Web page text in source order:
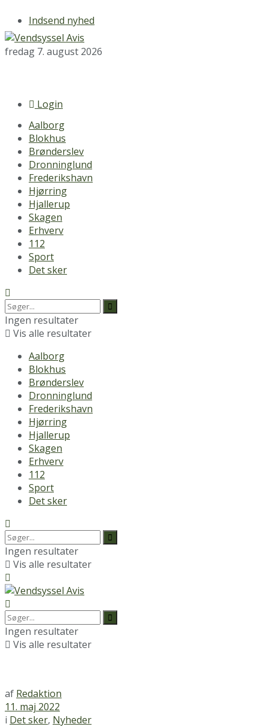
Indsend nyhed
fredag 7. august 2026
Login
Aalborg
Blokhus
Brønderslev
Dronninglund
Frederikshavn
Hjørring
Hjallerup
Skagen
Erhverv
112
Sport
Det sker
Ingen resultater
Vis alle resultater
Aalborg
Blokhus
Brønderslev
Dronninglund
Frederikshavn
Hjørring
Hjallerup
Skagen
Erhverv
112
Sport
Det sker
Ingen resultater
Vis alle resultater
Ingen resultater
Vis alle resultater
af Redaktion
11. maj 2022
i Det sker, Nyheder